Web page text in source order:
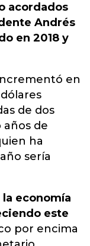
acordados
Andrés
en 2018 y
en
de dos
de
ha
sería
economía
este
por encima